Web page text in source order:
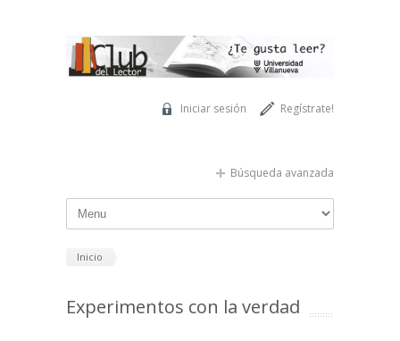
Regístrate!
Iniciar sesión
Búsqueda avanzada
Inicio
Experimentos con la verdad